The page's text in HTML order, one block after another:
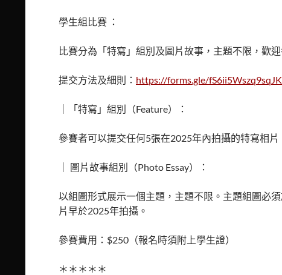
學生組比賽 ：
比賽分為「特寫」組別及圖片故事，主題不限，歡
提交方法及細則： https://forms.gle/
｜「特寫」組別（Feature）：
參賽者可以提交任何5張在2025年內拍攝的特寫相片
｜ 圖片故事組別（Photo Essay）：
以組圖形式展示一個主題，主題不限。主題組圖必
片早於2025年拍攝。
參賽費用：$250（報名時須附上學生證）
＊＊＊＊＊